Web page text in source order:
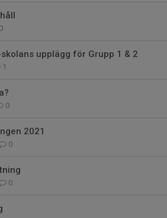
0
upplägg för Grupp 1 & 2
1
0
2021
0
0